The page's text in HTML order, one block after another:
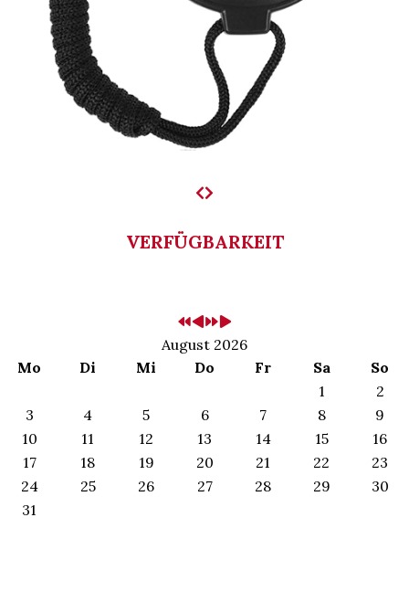
VERFÜGBARKEIT
August 2026
Mo
Di Mi Do Fr Sa
So
1
2
3
4 5 6 7 8
9
10
11 12 13 14 15
16
17
18 19 20 21 22
23
24
25 26 27 28 29
30
31